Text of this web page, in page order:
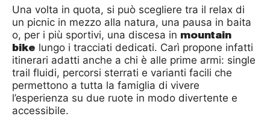
Una volta in quota, si può scegliere tra il relax di
un picnic in mezzo alla natura, una pausa in baita
o, per i più sportivi, una discesa in mountain
bike lungo i tracciati dedicati. Carì propone infatti
itinerari adatti anche a chi è alle prime armi: single
trail fluidi, percorsi sterrati e varianti facili che
permettono a tutta la famiglia di vivere
l’esperienza su due ruote in modo divertente e
accessibile.